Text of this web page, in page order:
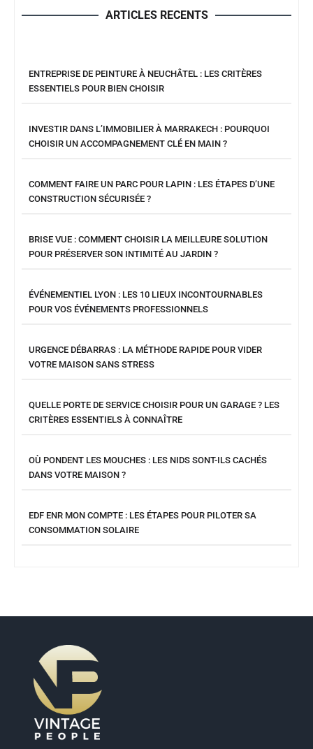
ARTICLES RECENTS
ENTREPRISE DE PEINTURE À NEUCHÂTEL : LES CRITÈRES
ESSENTIELS POUR BIEN CHOISIR
INVESTIR DANS L’IMMOBILIER À MARRAKECH : POURQUOI
CHOISIR UN ACCOMPAGNEMENT CLÉ EN MAIN ?
COMMENT FAIRE UN PARC POUR LAPIN : LES ÉTAPES D’UNE
CONSTRUCTION SÉCURISÉE ?
BRISE VUE : COMMENT CHOISIR LA MEILLEURE SOLUTION
POUR PRÉSERVER SON INTIMITÉ AU JARDIN ?
ÉVÉNEMENTIEL LYON : LES 10 LIEUX INCONTOURNABLES
POUR VOS ÉVÉNEMENTS PROFESSIONNELS
URGENCE DÉBARRAS : LA MÉTHODE RAPIDE POUR VIDER
VOTRE MAISON SANS STRESS
QUELLE PORTE DE SERVICE CHOISIR POUR UN GARAGE ? LES
CRITÈRES ESSENTIELS À CONNAÎTRE
OÙ PONDENT LES MOUCHES : LES NIDS SONT-ILS CACHÉS
DANS VOTRE MAISON ?
EDF ENR MON COMPTE : LES ÉTAPES POUR PILOTER SA
CONSOMMATION SOLAIRE